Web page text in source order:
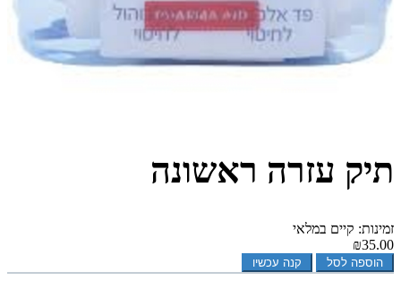
תיק עזרה ראשונה
זמינות: קיים במלאי
₪35.00
הוספה לסל קנה עכשיו